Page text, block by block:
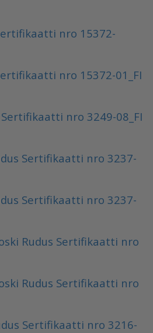
nro 15372-
nro 15372-01_FI
Sertifikaatti nro 3249-08_FI
Sertifikaatti nro 3237-
Sertifikaatti nro 3237-
Rudus Sertifikaatti nro
Rudus Sertifikaatti nro
Sertifikaatti nro 3216-